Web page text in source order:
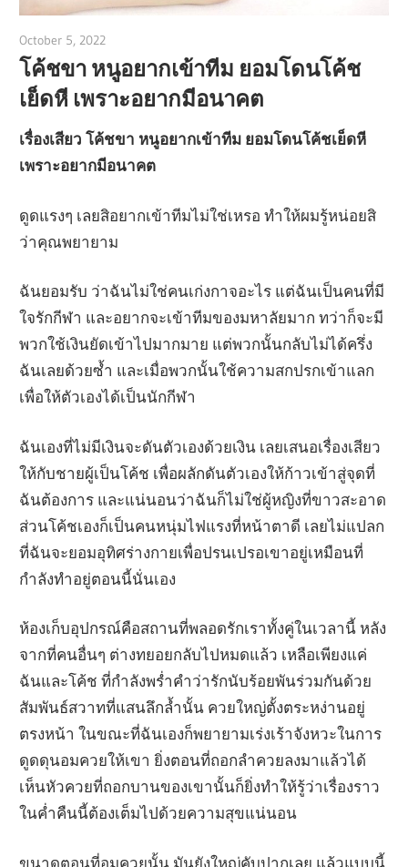
October 5, 2022
โค้ชขา หนูอยากเข้าทีม ยอมโดนโค้ช
เย็ดหี เพราะอยากมีอนาคต
เรื่องเสียว โค้ชขา หนูอยากเข้าทีม ยอมโดนโค้ชเย็ดหี
เพราะอยากมีอนาคต
ดูดแรงๆ เลยสิอยากเข้าทีมไม่ใช่เหรอ ทำให้ผมรู้หน่อยสิ
ว่าคุณพยายาม
ฉันยอมรับ ว่าฉันไม่ใช่คนเก่งกาจอะไร แต่ฉันเป็นคนที่มี
ใจรักกีฬา และอยากจะเข้าทีมของมหาลัยมาก ทว่าก็จะมี
พวกใช้เงินยัดเข้าไปมากมาย แต่พวกนั้นกลับไม่ได้ครึ่ง
ฉันเลยด้วยซ้ำ และเมื่อพวกนั้นใช้ความสกปรกเข้าแลก
เพื่อให้ตัวเองได้เป็นนักกีฬา
ฉันเองที่ไม่มีเงินจะดันตัวเองด้วยเงิน เลยเสนอเรื่องเสียว
ให้กับชายผู้เป็นโค้ช เพื่อผลักดันตัวเองให้ก้าวเข้าสู่จุดที่
ฉันต้องการ และแน่นอนว่าฉันก็ไม่ใช่ผู้หญิงที่ขาวสะอาด
ส่วนโค้ชเองก็เป็นคนหนุ่มไฟแรงที่หน้าตาดี เลยไม่แปลก
ที่ฉันจะยอมอุทิศร่างกายเพื่อปรนเปรอเขาอยู่เหมือนที่
กำลังทำอยู่ตอนนี้นั่นเอง
ห้องเก็บอุปกรณ์คือสถานที่พลอดรักเราทั้งคู่ในเวลานี้ หลัง
จากที่คนอื่นๆ ต่างทยอยกลับไปหมดแล้ว เหลือเพียงแค่
ฉันและโค้ช ที่กำลังพร่ำคำว่ารักนับร้อยพันร่วมกันด้วย
สัมพันธ์สวาทที่แสนลึกล้ำนั้น ควยใหญ่ตั้งตระหง่านอยู่
ตรงหน้า ในขณะที่ฉันเองก็พยายามเร่งเร้าจังหวะในการ
ดูดดุนอมควยให้เขา ยิ่งตอนที่ถอกลำควยลงมาแล้วได้
เห็นหัวควยที่ถอกบานของเขานั้นก็ยิ่งทำให้รู้ว่าเรื่องราว
ในค่ำคืนนี้ต้องเต็มไปด้วยความสุขแน่นอน
ขนาดตอนที่อมควยนั้น มันยังใหญ่คับปากเลย แล้วแบบนี้